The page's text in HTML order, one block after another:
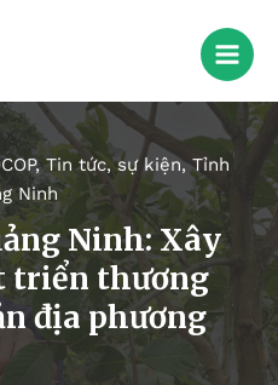
,Tin tức, sự kiện,Tỉnh
Ninh
Ninh: Xây
triển thương
địa phương